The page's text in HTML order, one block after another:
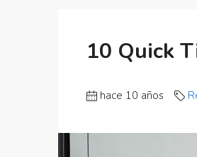
10 Quick
hace 10 años